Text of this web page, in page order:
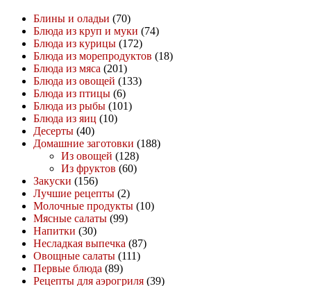
Блины и оладьи (70)
Блюда из круп и муки (74)
Блюда из курицы (172)
Блюда из морепродуктов (18)
Блюда из мяса (201)
Блюда из овощей (133)
Блюда из птицы (6)
Блюда из рыбы (101)
Блюда из яиц (10)
Десерты (40)
Домашние заготовки (188)
Из овощей (128)
Из фруктов (60)
Закуски (156)
Лучшие рецепты (2)
Молочные продукты (10)
Мясные салаты (99)
Напитки (30)
Несладкая выпечка (87)
Овощные салаты (111)
Первые блюда (89)
Рецепты для аэрогриля (39)